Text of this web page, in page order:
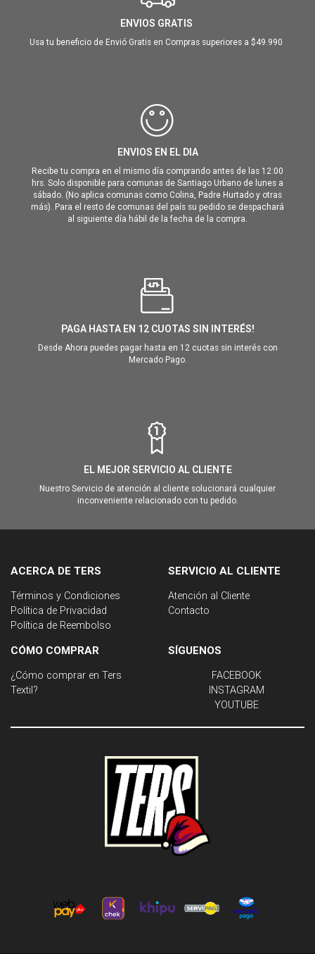
ENVIOS GRATIS
Usa tu beneficio de Envió Gratis en Compras superiores a $49.990
ENVIOS EN EL DIA
Recibe tu compra en el mismo día comprando antes de las 12:00
hrs. Solo disponible para comunas de Santiago Urbano de lunes a
sábado. (No aplica comunas como Colina, Padre Hurtado y otras
más). Para el resto de comunas del país su pedido se despachará
al siguiente día hábil de la fecha de la compra.
PAGA HASTA EN 12 CUOTAS SIN INTERÉS!
Desde Ahora puedes pagar hasta en 12 cuotas sin interés con
Mercado Pago.
EL MEJOR SERVICIO AL CLIENTE
Nuestro Servicio de atención al cliente solucionará cualquier
inconveniente relacionado con tu pedido.
ACERCA DE TERS
Términos y Condiciones
Política de Privacidad
Política de Reembolso
SERVICIO AL CLIENTE
Atención al Cliente
Contacto
CÓMO COMPRAR
¿Cómo comprar en Ters
Textil?
SÍGUENOS
FACEBOOK
INSTAGRAM
YOUTUBE